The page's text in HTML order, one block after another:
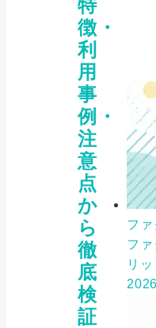
特
徴・
利
用
事
例・
注
意
点
か
ら
徹
底
検
証
フ
フ
リ